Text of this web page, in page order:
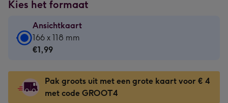
Kies het formaat
Ansichtkaart
Ansichtkaart
-
-
166
x
166 x 118 mm
€1,99
Pak groots uit met een grote kaart voor € 4
met code GROOT4